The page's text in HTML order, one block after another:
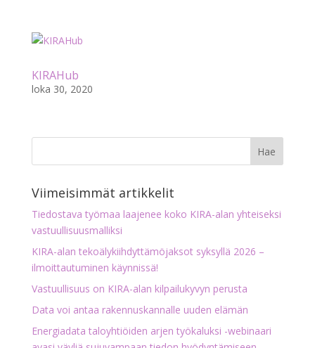
KIRAHub
loka 30, 2020
Viimeisimmät artikkelit
Tiedostava työmaa laajenee koko KIRA-alan yhteiseksi
vastuullisuusmalliksi
KIRA-alan tekoälykiihdyttämöjaksot syksyllä 2026 –
ilmoittautuminen käynnissä!
Vastuullisuus on KIRA-alan kilpailukyvyn perusta
Data voi antaa rakennuskannalle uuden elämän
Energiadata taloyhtiöiden arjen työkaluksi -webinaari